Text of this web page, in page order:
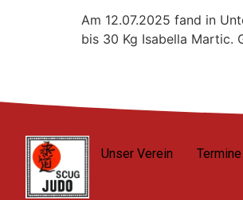
Am 12.07.2025 fand in
bis 30 Kg Isabella Martic.
Unser Verein Termine